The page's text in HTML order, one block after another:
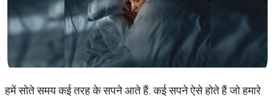
हमें सोते समय कई तरह के सपने आते हैं. कई सपने ऐसे होते हैं जो हमारे